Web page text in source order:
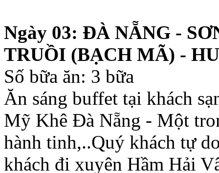
Ngày 03: ĐÀ NẴNG -
TRUỒI (BẠCH MÃ) -
Số bữa ăn: 3 bữa
Ăn sáng buffet tại khách
Mỹ Khê Đà Nẵng - Một
hành tinh,..Quý khách tự
khách đi xuyên Hầm Hải